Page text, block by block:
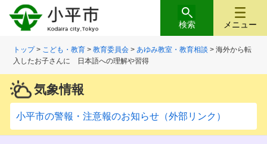
メニュー
検索
トップ> こども・教育 >教育委員会 >あゆみ教室・教育相談 > 海外から転
入したお子さんに 日本語への理解や習得
気象情報
小平市の警報・注意報のお知らせ（外部リンク）